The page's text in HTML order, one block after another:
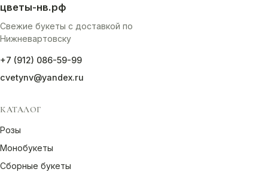
Оплата
Свадебные
подписки
086-59-99
цветы-нв.рф
Свежие букеты с доставкой по
Нижневартовску
+7 (912) 086-59-99
cvetynv@yandex.ru
КАТАЛОГ
Розы
Монобукеты
Сборные букеты